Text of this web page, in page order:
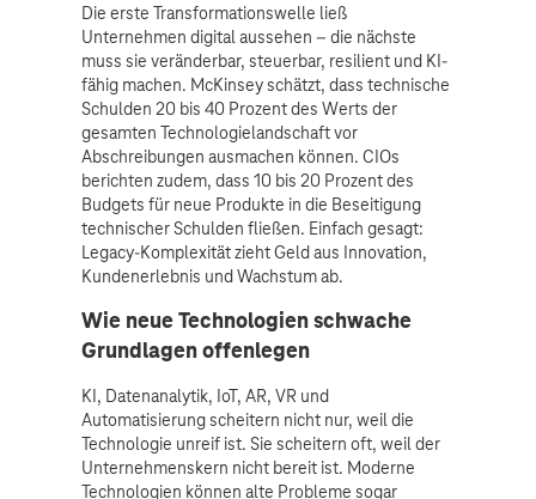
Die erste Transformationswelle ließ
Unternehmen digital aussehen – die nächste
muss sie veränderbar, steuerbar, resilient und KI-
fähig machen. McKinsey schätzt, dass technische
Schulden 20 bis 40 Prozent des Werts der
gesamten Technologielandschaft vor
Abschreibungen ausmachen können. CIOs
berichten zudem, dass 10 bis 20 Prozent des
Budgets für neue Produkte in die Beseitigung
technischer Schulden fließen. Einfach gesagt:
Legacy-Komplexität zieht Geld aus Innovation,
Kundenerlebnis und Wachstum ab.
Wie neue Technologien schwache
Grundlagen offenlegen
KI, Datenanalytik, IoT, AR, VR und
Automatisierung scheitern nicht nur, weil die
Technologie unreif ist. Sie scheitern oft, weil der
Unternehmenskern nicht bereit ist. Moderne
Technologien können alte Probleme sogar